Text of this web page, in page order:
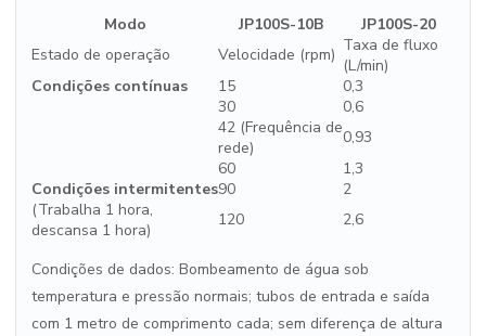
Modo JP100S-10B
JP100S-20
Estado de operação
Velocidade (rpm) Taxa de fluxo
(L/min)
Condições contínuas
15
0,3
30
0,6
42 (Frequência de
rede)
0,93
60
1,3
Condições intermitentes90
2
(Trabalha 1 hora,
descansa 1 hora)
120 2,6
Condições de dados: Bombeamento de água sob
temperatura e pressão normais; tubos de entrada e saída
com 1 metro de comprimento cada; sem diferença de altura